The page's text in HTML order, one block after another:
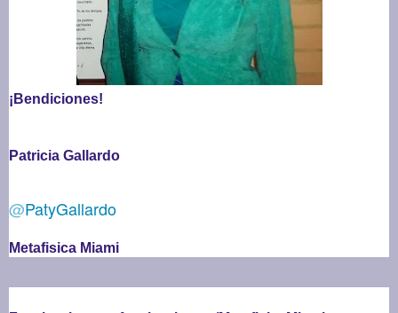
¡Bendiciones!
Patricia Gallardo
@PatyGallardo
Metafisica Miami